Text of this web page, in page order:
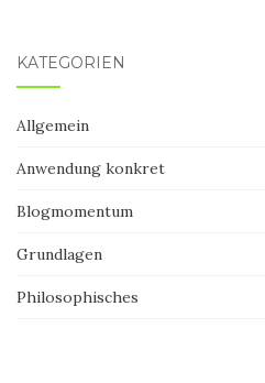
KATEGORIEN
Allgemein
Anwendung konkret
Blogmomentum
Grundlagen
Philosophisches